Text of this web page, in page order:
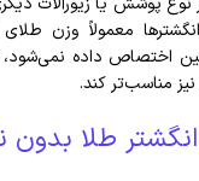
معمولاً وزن طلای
اختصاص داده
نیز مناسب‌تر کند.
طلا بدون